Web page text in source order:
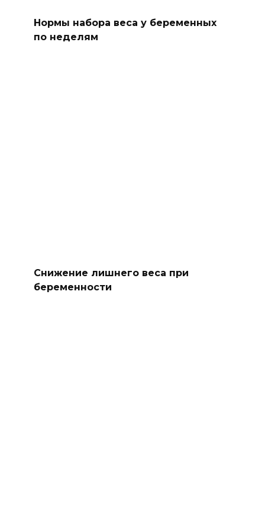
Нормы набора веса у беременных
по неделям
Снижение лишнего веса при
беременности